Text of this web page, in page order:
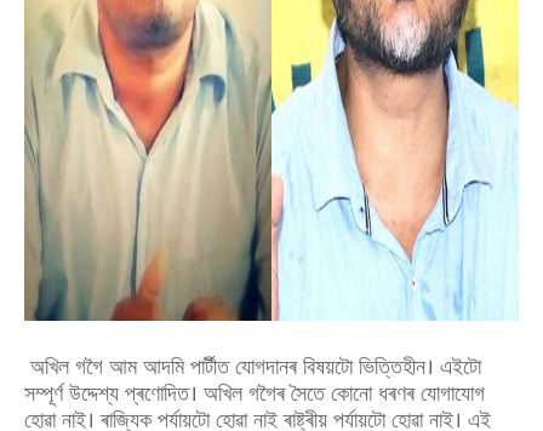
অখিল গগৈ আম আদমি পাৰ্টীত যোগদানৰ বিষয়টো ভিত্তিহীন। এইটো
সম্পূৰ্ণ উদ্দেশ্য প্ৰণোদিত। অখিল গগৈৰ সৈতে কোনো ধৰণৰ যোগাযোগ
হোৱা নাই। ৰাজ্যিক পৰ্যায়টো হোৱা নাই ৰাষ্ট্ৰীয় পৰ্যায়টো হোৱা নাই। এই